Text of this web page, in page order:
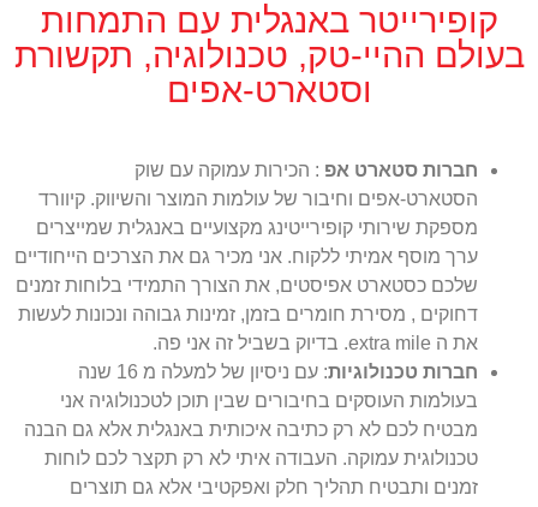
קופירייטר באנגלית עם התמחות
בעולם ההיי-טק, טכנולוגיה, תקשורת
וסטארט-אפים
חברות סטארט אפ : הכירות עמוקה עם שוק
הסטארט-אפים וחיבור של עולמות המוצר והשיווק. קיוורד
מספקת שירותי קופירייטינג מקצועיים באנגלית שמייצרים
ערך מוסף אמיתי ללקוח. אני מכיר גם את הצרכים הייחודיים
שלכם כסטארט אפיסטים, את הצורך התמידי בלוחות זמנים
דחוקים , מסירת חומרים בזמן, זמינות גבוהה ונכונות לעשות
את ה extra mile. בדיוק בשביל זה אני פה.
חברות טכנולוגיות
: עם ניסיון של למעלה מ 16 שנה
בעולמות העוסקים בחיבורים שבין תוכן לטכנולוגיה אני
מבטיח לכם לא רק כתיבה איכותית באנגלית אלא גם הבנה
טכנולוגית עמוקה. העבודה איתי לא רק תקצר לכם לוחות
זמנים ותבטיח תהליך חלק ואפקטיבי אלא גם תוצרים